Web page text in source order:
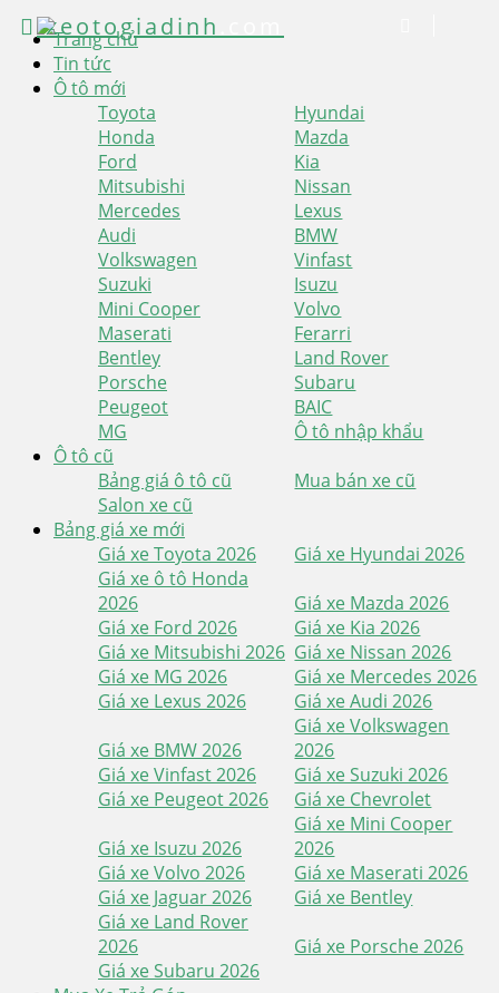
Trang chủ
Tin tức
Ô tô mới
Toyota
Hyundai
Honda
Mazda
Ford
Kia
Mitsubishi
Nissan
Mercedes
Lexus
Audi
BMW
Volkswagen
Vinfast
Suzuki
Isuzu
Mini Cooper
Volvo
Maserati
Ferarri
Bentley
Land Rover
Porsche
Subaru
Peugeot
BAIC
MG
Ô tô nhập khẩu
Ô tô cũ
Bảng giá ô tô cũ
Mua bán xe cũ
Salon xe cũ
Bảng giá xe mới
Giá xe Toyota 2026
Giá xe Hyundai 2026
Giá xe ô tô Honda
2026
Giá xe Mazda 2026
Giá xe Ford 2026
Giá xe Kia 2026
Giá xe Mitsubishi 2026 Giá xe Nissan 2026
Giá xe MG 2026
Giá xe Mercedes 2026
Giá xe Lexus 2026
Giá xe Audi 2026
Giá xe BMW 2026
Giá xe Volkswagen
2026
Giá xe Vinfast 2026
Giá xe Suzuki 2026
Giá xe Peugeot 2026
Giá xe Chevrolet
Giá xe Isuzu 2026
Giá xe Mini Cooper
2026
Giá xe Volvo 2026
Giá xe Maserati 2026
Giá xe Jaguar 2026
Giá xe Bentley
Giá xe Land Rover
2026
Giá xe Porsche 2026
Giá xe Subaru 2026
xeotogiadinh